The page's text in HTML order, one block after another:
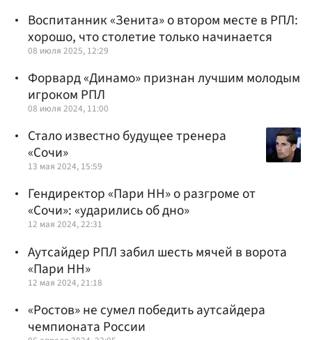
Воспитанник «Зенита» о втором месте в РПЛ:
хорошо, что столетие только начинается
08 июля 2025, 12:29
Форвард «Динамо» признан лучшим молодым
игроком РПЛ
08 июля 2024, 11:00
Стало известно будущее тренера
«Сочи»
13 мая 2024, 15:59
Гендиректор «Пари НН» о разгроме от
«Сочи»: «ударились об дно»
12 мая 2024, 22:31
Аутсайдер РПЛ забил шесть мячей в ворота
«Пари НН»
12 мая 2024, 21:18
«Ростов» не сумел победить аутсайдера
чемпионата России